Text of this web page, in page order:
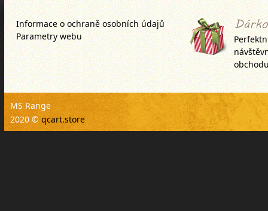
Informace o ochraně osobních údajů
Parametry webu
MS Range
2020 © qcart.store